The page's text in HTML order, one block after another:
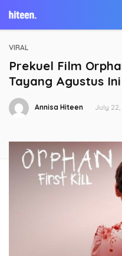
VIRAL
Prekuel Film
Tayang Agustus Ini
Annisa Hiteen July